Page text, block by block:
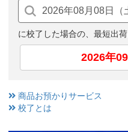
に校了した場合の、最短出
2026年
商品お預かりサービス
校了とは